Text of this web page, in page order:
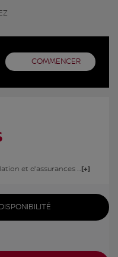
COMMENCER
TPS + TVQ, frais d'immatriculation et d'assurances non inclus.